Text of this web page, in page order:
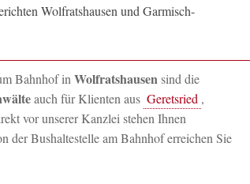
Wolfratshausen und Garmisch-
Bahnhof in Wolfratshausensind die
auch für Klienten aus Geretsried ,
vor unserer Kanzlei stehen Ihnen
der Bushaltestelle am Bahnhof erreichen Sie